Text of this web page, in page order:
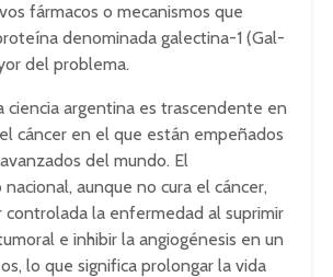
fármacos o mecanismos que
denominada galectina-1 (Gal-
del problema.
ciencia argentina es trascendente en
cáncer en el que están empeñados
del mundo. El
aunque no cura el cáncer,
la enfermedad al suprimir
e inhibir la angiogénesis en un
lo que significa prolongar la vida